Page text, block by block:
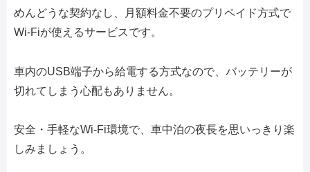
めんどうな契約なし、月額料金不要のプリペイド方式で
Wi-Fiが使えるサービスです。
車内のUSB端子から給電する方式なので、バッテリーが
切れてしまう心配もありません。
安全・手軽なWi-Fi環境で、車中泊の夜長を思いっきり楽
しみましょう。